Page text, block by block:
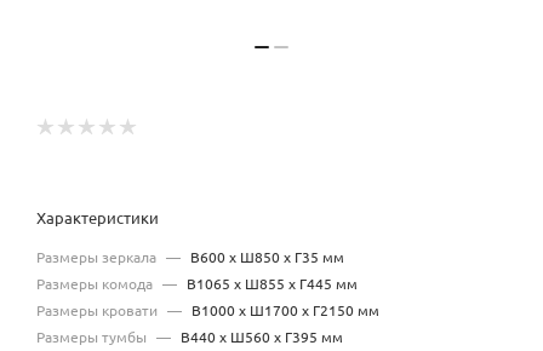
Характеристики
Размеры зеркала — В600 x Ш850 x Г35 мм
Размеры комода — В1065 x Ш855 x Г445 мм
Размеры кровати — В1000 x Ш1700 x Г2150 мм
Размеры тумбы — В440 x Ш560 x Г395 мм